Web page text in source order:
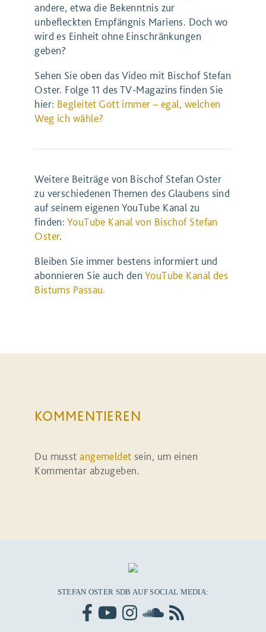
andere, etwa die Bekenntnis zur
unbefleckten Empfängnis Mariens. Doch wo
wird es Einheit ohne Einschränkungen
geben?
Sehen Sie oben das Video mit Bischof Stefan
Oster. Folge 11 des TV-Magazins finden Sie
hier: Begleitet Gott immer – egal, welchen
Weg ich wähle?
Weitere Beiträge von Bischof Stefan Oster
zu verschiedenen Themen des Glaubens sind
auf seinem eigenen YouTube Kanal zu
finden: YouTube Kanal von Bischof Stefan
Oster.
Bleiben Sie immer bestens informiert und
abonnieren Sie auch den YouTube Kanal des
Bistums Passau.
KOMMENTIEREN
Du musstangemeldet sein, um einen
Kommentar abzugeben.
STEFAN OSTER SDB AUF SOCIAL MEDIA: